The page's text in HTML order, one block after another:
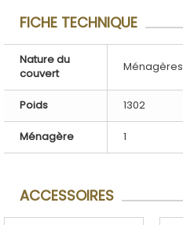
FICHE TECHNIQUE
Nature du
couvert
Ménagères
Poids 1302
Ménagère 1
ACCESSOIRES